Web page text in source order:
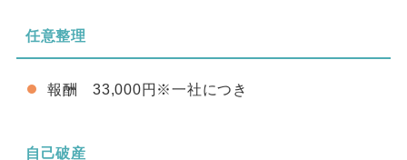
任意整理
報酬 33,000円※一社につき
自己破産